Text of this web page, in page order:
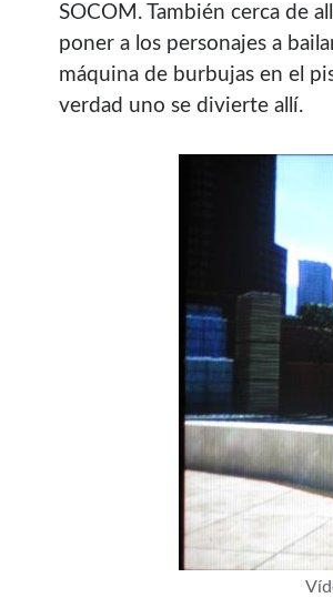
SOCOM. También cerca de
poner a los personajes a
máquina de burbujas en el
verdad uno se divierte allí­.